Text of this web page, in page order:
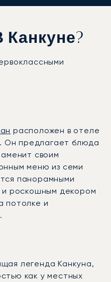
Канкуне?
расположен в отеле
Он предлагает блюда
своим
меню из семи
панорамными
и роскошным декором
потолке и
легенда Канкуна,
как у местных